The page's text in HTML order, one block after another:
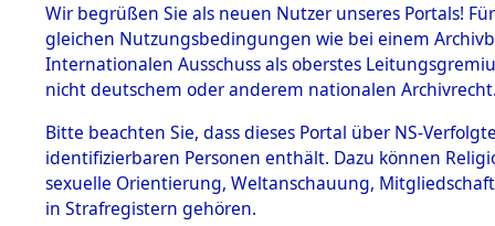
BESTÄNDE
1.
Inhaftierungsdoku
mente
1.2.9 Beim ITS
verwahrte
2Akten
WILHELM
Wir begrüßen Sie als neuen Nutzer unseres Portals!
gleichen Nutzungsbedingungen wie bei einem
Internationalen Ausschuss als oberstes
nicht deutschem oder anderem nationalen
Bitte beachten Sie, dass dieses Portal über NS-
identifizierbaren Personen enthält. Dazu können
sexuelle Orientierung, Weltanschauung,
in Strafregistern gehören.